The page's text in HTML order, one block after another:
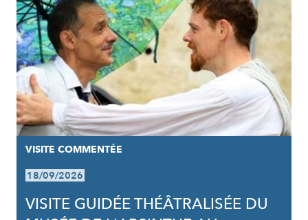
VISITE COMMENTÉE
18/09/2026
VISITE GUIDÉE THÉÂTRALISÉE DU